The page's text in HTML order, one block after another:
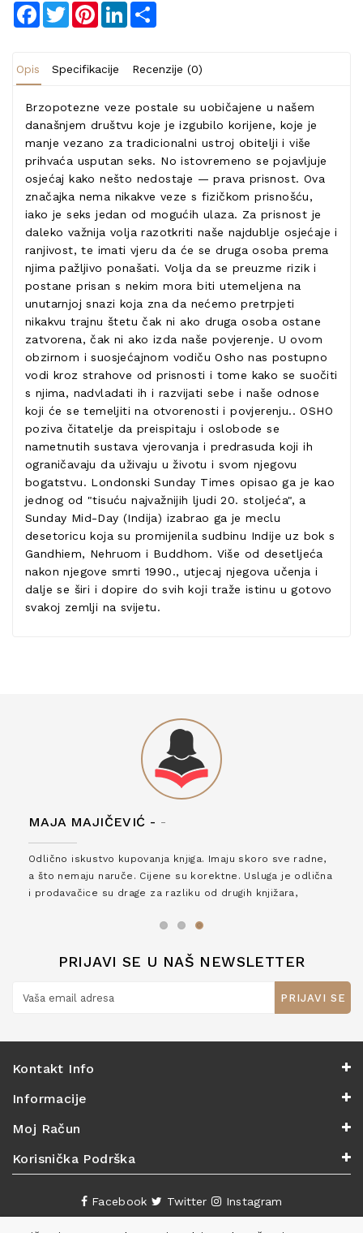
Facebook
TwitterPinterestLinkedIn
Opis Specifikacije Recenzije (0)
Brzopotezne veze postale su uobičajene u našem
današnjem društvu koje je izgubilo korijene, koje je
manje vezano za tradicionalni ustroj obitelji i više
prihvaća usputan seks. No istovremeno se pojavljuje
osjećaj kako nešto nedostaje — prava prisnost. Ova
značajka nema nikakve veze s fizičkom prisnošću,
iako je seks jedan od mogućih ulaza. Za prisnost je
daleko važnija volja razotkriti naše najdublje osjećaje i
ranjivost, te imati vjeru da će se druga osoba prema
njima pažljivo ponašati. Volja da se preuzme rizik i
postane prisan s nekim mora biti utemeljena na
unutarnjoj snazi koja zna da nećemo pretrpjeti
nikakvu trajnu štetu čak ni ako druga osoba ostane
zatvorena, čak ni ako izda naše povjerenje. U ovom
obzirnom i suosjećajnom vodiču Osho nas postupno
vodi kroz strahove od prisnosti i tome kako se suočiti
s njima, nadvladati ih i razvijati sebe i naše odnose
koji će se temeljiti na otvorenosti i povjerenju.. OSHO
poziva čitatelje da preispitaju i oslobode se
nametnutih sustava vjerovanja i predrasuda koji ih
ograničavaju da uživaju u životu i svom njegovu
bogatstvu. Londonski Sunday Times opisao ga je kao
jednog od "tisuću najvažnijih ljudi 20. stoljeća", a
Sunday Mid-Day (Indija) izabrao ga je meclu
desetoricu koja su promijenila sudbinu Indije uz bok s
Gandhiem, Nehruom i Buddhom. Više od desetljeća
nakon njegove smrti 1990., utjecaj njegova učenja i
dalje se širi i dopire do svih koji traže istinu u gotovo
svakoj zemlji na svijetu.
MAJA MAJIČEVIĆ - -
Odlično iskustvo kupovanja knjiga. Imaju skoro sve radne,
a što nemaju naruče. Cijene su korektne. Usluga je odlična
i prodavačice su drage za razliku od drugih knjižara,
PRIJAVI SE U NAŠ NEWSLETTER
PRIJAVI SE
Kontakt Info
Informacije
Moj Račun
Korisnička Podrška
Facebook Twitter Instagram